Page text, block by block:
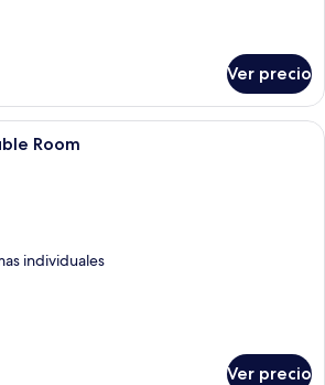
Ver precio
Habitación de hotel con cama
Room
individuales
Ver precio